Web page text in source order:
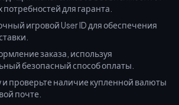
для гаранта.
игровой User ID для обеспечения
заказа, используя
безопасный способ оплаты.
и проверьте наличие купленной валюты
почте.